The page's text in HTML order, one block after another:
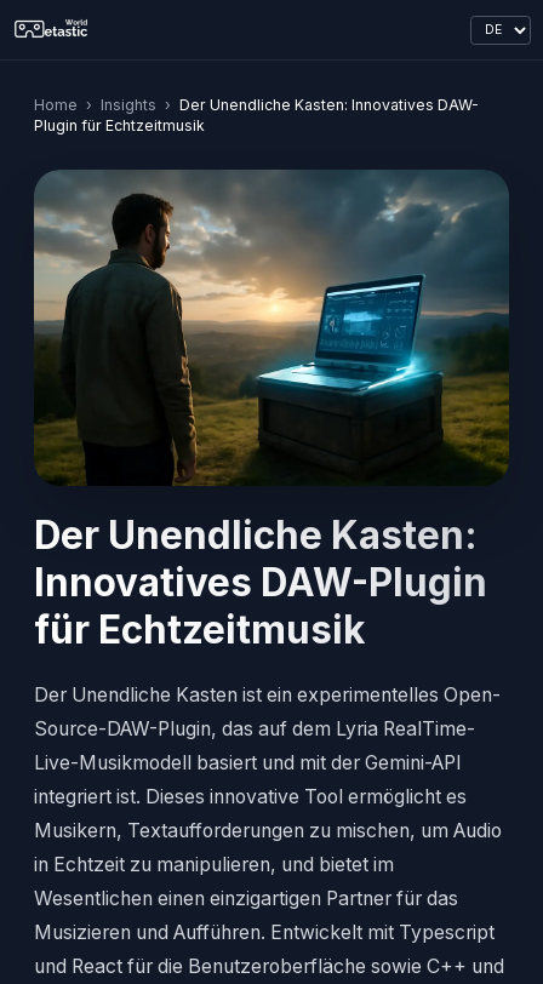
Home › Insights › Der Unendliche Kasten: Innovatives DAW-
Plugin für Echtzeitmusik
Der Unendliche Kasten:
Innovatives DAW-Plugin
für Echtzeitmusik
Der Unendliche Kasten ist ein experimentelles Open-
Source-DAW-Plugin, das auf dem Lyria RealTime-
Live-Musikmodell basiert und mit der Gemini-API
integriert ist. Dieses innovative Tool ermöglicht es
Musikern, Textaufforderungen zu mischen, um Audio
in Echtzeit zu manipulieren, und bietet im
Wesentlichen einen einzigartigen Partner für das
Musizieren und Aufführen. Entwickelt mit Typescript
und React für die Benutzeroberfläche sowie C++ und